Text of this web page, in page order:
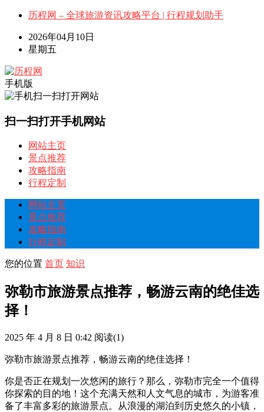
历程网 – 全球旅游资讯攻略平台 | 行程规划助手
2026年04月10日
星期五
手机版
扫一扫打开手机网站
网站主页
景点推荐
攻略指南
行程定制
网站主页
景点推荐
攻略指南
行程定制
您的位置 首页 知识
弥勒市旅游景点推荐，畅游云南的绝佳选
择！
2025 年 4 月 8 日 0:42 阅读(1)
弥勒市旅游景点推荐，畅游云南的绝佳选择！
你是否正在规划一次悠闲的旅行？那么，弥勒市完全一个值得
你探索的目的地！这个充满天然和人文气息的城市，为游客准
备了丰富多彩的旅游景点。从浪漫的湖泊到历史悠久的小镇，